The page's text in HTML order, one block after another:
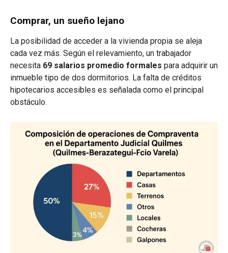
Comprar, un sueño lejano
La posibilidad de acceder a la vivienda propia se aleja
cada vez más. Según el relevamiento, un trabajador
necesita 69 salarios promedio formales para adquirir un
inmueble tipo de dos dormitorios. La falta de créditos
hipotecarios accesibles es señalada como el principal
obstáculo.